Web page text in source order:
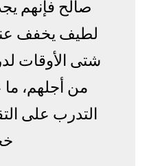
صالح فإنهم
لطيف يخفف
شتى الأوقات
من أجلهم،
التدرب على